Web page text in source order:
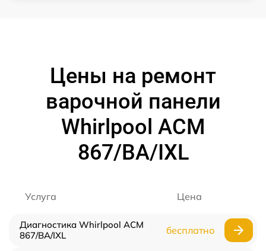
Цены на ремонт
варочной панели
Whirlpool ACM
867/BA/IXL
Услуга Цена
Диагностика Whirlpool ACM
867/BA/IXL
бесплатно